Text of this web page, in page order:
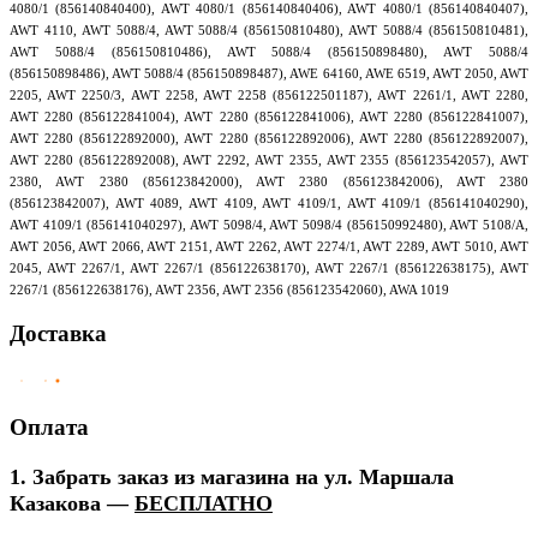
4080/1 (856140840400), AWT 4080/1 (856140840406), AWT 4080/1 (856140840407),
AWT 4110, AWT 5088/4, AWT 5088/4 (856150810480), AWT 5088/4 (856150810481),
AWT 5088/4 (856150810486), AWT 5088/4 (856150898480), AWT 5088/4
(856150898486), AWT 5088/4 (856150898487), AWE 64160, AWE 6519, AWT 2050, AWT
2205, AWT 2250/3, AWT 2258, AWT 2258 (856122501187), AWT 2261/1, AWT 2280,
AWT 2280 (856122841004), AWT 2280 (856122841006), AWT 2280 (856122841007),
AWT 2280 (856122892000), AWT 2280 (856122892006), AWT 2280 (856122892007),
AWT 2280 (856122892008), AWT 2292, AWT 2355, AWT 2355 (856123542057), AWT
2380, AWT 2380 (856123842000), AWT 2380 (856123842006), AWT 2380
(856123842007), AWT 4089, AWT 4109, AWT 4109/1, AWT 4109/1 (856141040290),
AWT 4109/1 (856141040297), AWT 5098/4, AWT 5098/4 (856150992480), AWT 5108/A,
AWT 2056, AWT 2066, AWT 2151, AWT 2262, AWT 2274/1, AWT 2289, AWT 5010, AWT
2045, AWT 2267/1, AWT 2267/1 (856122638170), AWT 2267/1 (856122638175), AWT
2267/1 (856122638176), AWT 2356, AWT 2356 (856123542060), AWA 1019
Доставка
Оплата
1. Забрать заказ из магазина на ул. Маршала
Казакова — БЕСПЛАТНО